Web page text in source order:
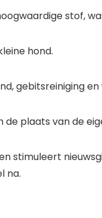
stof,
hond.
gebitsreiniging
plaats van de
stimuleert
na.